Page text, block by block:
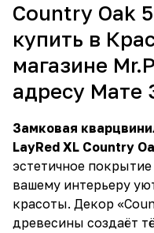
Country Oak
купить в
магазине
адресу Мате
Замковая
LayRed XL Country
эстетичное
вашему интерьеру
красоты. Декор
древесины создаёт